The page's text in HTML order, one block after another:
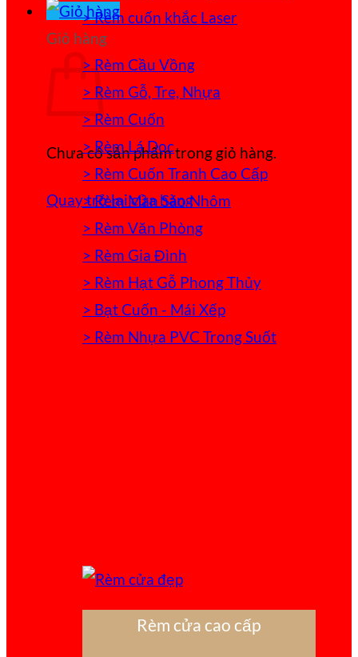
Giỏ hàng
Chưa có sản phẩm trong giỏ hàng.
Quay trở lại cửa hàng
> Rèm cuốn khắc Laser
> Rèm Cầu Vồng
> Rèm Gỗ, Tre, Nhựa
> Rèm Cuốn
> Rèm Lá Dọc
> Rèm Cuốn Tranh Cao Cấp
> Rèm Màn Sáo Nhôm
> Rèm Văn Phòng
> Rèm Gia Đình
> Rèm Hạt Gỗ Phong Thủy
> Bạt Cuốn - Mái Xếp
> Rèm Nhựa PVC Trong Suốt
Rèm cửa cao cấp